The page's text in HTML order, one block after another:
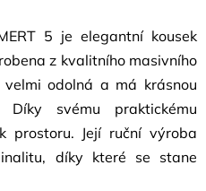
5 je elegantní kousek
z kvalitního masivního
odolná a má krásnou
svému praktickému
prostoru. Její ruční výroba
díky které se stane